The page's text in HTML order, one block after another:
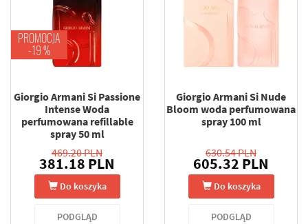
PROMOCJA
-19 %
Giorgio Armani Si Passione
Intense Woda
perfumowana refillable
spray 50 ml
469.20 PLN
381.18 PLN
Do koszyka
PODGLĄD
Giorgio Armani Si Nude
Bloom woda perfumowana
spray 100 ml
630.54 PLN
605.32 PLN
Do koszyka
PODGLĄD